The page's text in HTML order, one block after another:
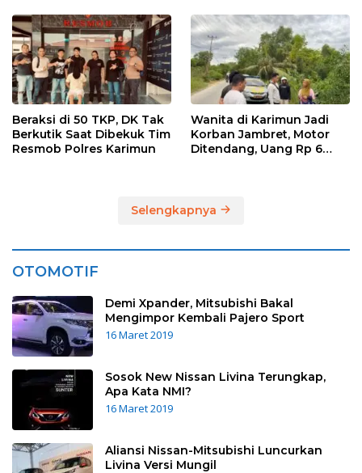
Tersangka Diamankan
Beraksi di 50 TKP, DK Tak
Berkutik Saat Dibekuk Tim
Resmob Polres Karimun
Wanita di Karimun Jadi
Korban Jambret, Motor
Ditendang, Uang Rp 6
Selengkapnya
OTOMOTIF
Demi Xpander, Mitsubishi Bakal
Mengimpor Kembali Pajero Sport
16 Maret 2019
Sosok New Nissan Livina Terungkap,
Apa Kata NMI?
16 Maret 2019
Aliansi Nissan-Mitsubishi Luncurkan
Livina Versi Mungil